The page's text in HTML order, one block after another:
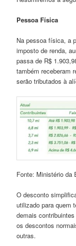
Pessoa Física
Na pessoa física, a
imposto de renda,
passa de R$
também receberam
serão tributados à
Fonte: Ministério da
O desconto
utilizado para quem
demais
os descontos
outras.